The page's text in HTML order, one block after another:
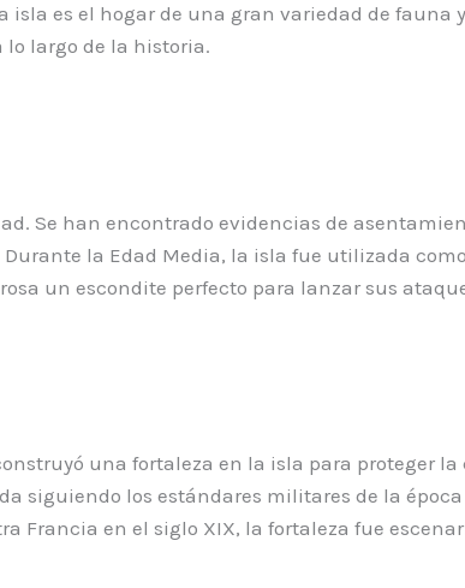
isla es el hogar de una gran variedad de
largo de la historia.
Se han encontrado evidencias de
la Edad Media, la isla fue utilizada
un escondite perfecto para lanzar sus
una fortaleza en la isla para proteger
siguiendo los estándares militares de la
Francia en el siglo XIX, la fortaleza fue